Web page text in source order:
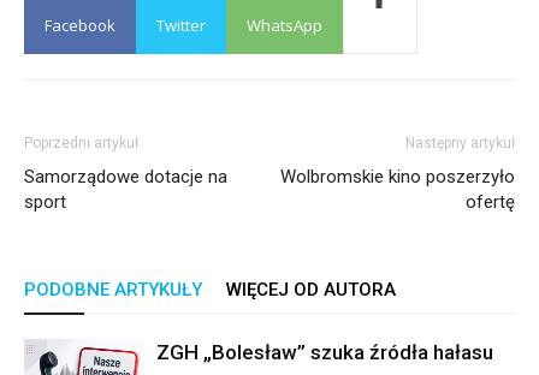
Facebook Twitter WhatsApp
Poprzedni artykuł
Samorządowe dotacje na
sport
Następny artykuł
Wolbromskie kino poszerzyło
ofertę
PODOBNE ARTYKUŁY WIĘCEJ OD AUTORA
ZGH „Bolesław” szuka źródła hałasu